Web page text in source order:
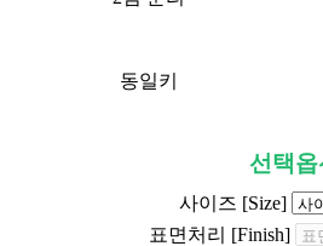
동일키
선택옵
사이즈 [Size]
표면처리 [Finish]